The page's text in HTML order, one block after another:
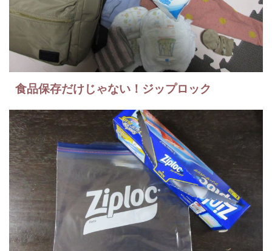
食品保存だけじゃない！ジップロック